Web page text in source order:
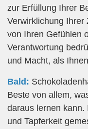
zur Erfüllung Ihrer
Verwirklichung Ihrer
von Ihren Gefühlen
Verantwortung
und Macht, als
Bald:
Beste von allem,
daraus lernen kann.
und Tapferkeit